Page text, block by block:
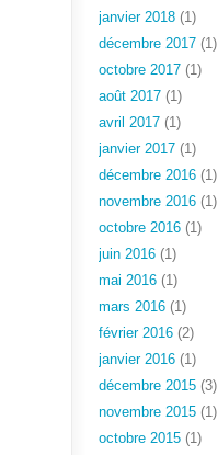
janvier 2018 (1)
décembre 2017 (1)
octobre 2017 (1)
août 2017 (1)
avril 2017 (1)
janvier 2017 (1)
décembre 2016 (1)
novembre 2016 (1)
octobre 2016 (1)
juin 2016 (1)
mai 2016 (1)
mars 2016 (1)
février 2016 (2)
janvier 2016 (1)
décembre 2015 (3)
novembre 2015 (1)
octobre 2015 (1)